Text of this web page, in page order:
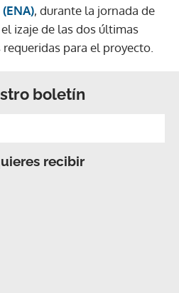
, durante la jornada de
izaje de las dos últimas
para el proyecto.
boletín
recibir